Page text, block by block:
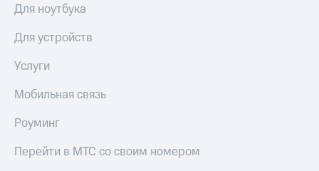
Для ноутбука
Для устройств
Услуги
Мобильная связь
Роуминг
Перейти в МТС со своим номером